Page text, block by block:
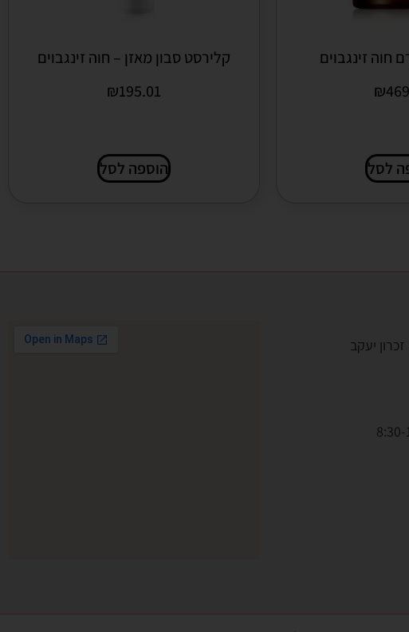
חוה זינגבוים
₪
לסל
קלירסט סבון מאזן – חוה זינגבוים
₪195.01
הוספה לסל